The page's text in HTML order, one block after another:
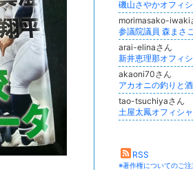
morimasako-iwaki
arai-elinaさん
akaoni70さん
アカオニの釣りと酒
tao-tsuchiyaさん
RSS
※著作権についてのご注